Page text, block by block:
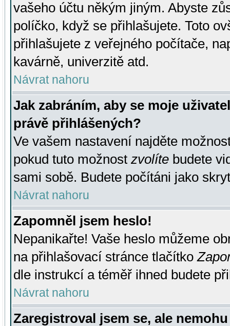
vašeho účtu někým jiným. Abyste
políčko, když se přihlašujete. Toto
přihlašujete z veřejného počítače,
kavárně, univerzitě atd.
Návrat nahoru
Jak zabráním, aby se moje
právě přihlášených?
Ve vašem nastavení najděte
pokud tuto možnost zvolíte budete
sami sobě. Budete počítáni jako
Návrat nahoru
Zapomněl jsem heslo!
Nepanikařte! Vaše heslo můžeme
na přihlašovací stránce tlačítko
dle instrukcí a téměř ihned budete
Návrat nahoru
Zaregistroval jsem se, ale